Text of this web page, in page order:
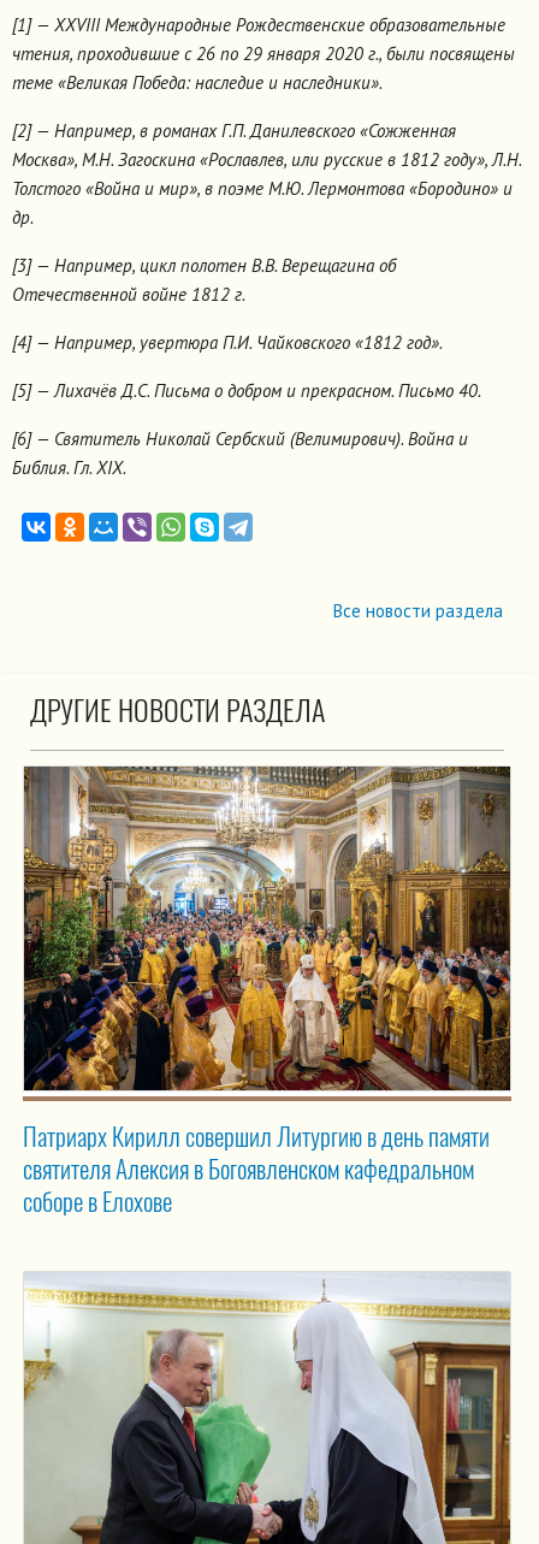
[1] — XXVIII Международные Рождественские образовательные
чтения, проходившие с 26 по 29 января 2020 г., были посвящены
теме «Великая Победа: наследие и наследники».
[2] — Например, в романах Г.П. Данилевского «Сожженная
Москва», М.Н. Загоскина «Рославлев, или русские в 1812 году», Л.Н.
Толстого «Война и мир», в поэме М.Ю. Лермонтова «Бородино» и
др.
[3] — Например, цикл полотен В.В. Верещагина об
Отечественной войне 1812 г.
[4] — Например, увертюра П.И. Чайковского «1812 год».
[5] — Лихачёв Д.С. Письма о добром и прекрасном. Письмо 40.
[6] — Святитель Николай Сербский (Велимирович). Война и
Библия. Гл. XIX.
Все новости раздела
ДРУГИЕ НОВОСТИ РАЗДЕЛА
Патриарх Кирилл совершил Литургию в день памяти
святителя Алексия в Богоявленском кафедральном
соборе в Елохове